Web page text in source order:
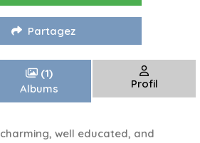
Partagez
(1)
Albums
Profil
well educated, and